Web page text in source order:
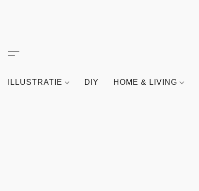
ILLUSTRATIE DIY HOME & LIVING